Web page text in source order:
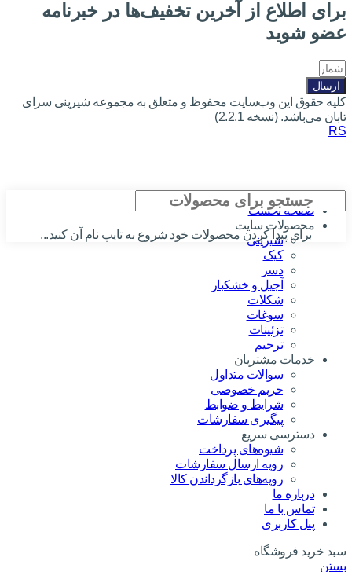
برای اطلاع از آخرین تخفیف‌ها در خبرنامه
عضو شوید
ارسال
کلیه حقوق این وب‌سایت محفوظ و متعلق به مجموعه شیرینی سرای
تابان می‌باشد. (نسخه 2.2.1)
RS
برای پیدا کردن محصولات خود شروع به تایپ نام آن کنید...
صفحه نخست
محصولات سایت
شیرینی
کیک
دسر
آجیل و خشکبار
شکلات
سوغات
تزئینات
ترحیم
خدمات مشتریان
سوالات متداول
حریم خصوصی
شرایط و ضوابط
پیگیری سفارشات
دسترسی سریع
شیوه‌های پرداخت
رویه ارسال سفارشات
رویه‌های بازگرداندن کالا
درباره ما
تماس با ما
پنل کاربری
سبد خرید فروشگاه
بستن